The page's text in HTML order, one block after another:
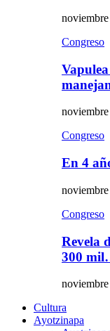
Congreso
Congreso
En 4
Congreso
Revela
300
Cultura
Ayotzinapa